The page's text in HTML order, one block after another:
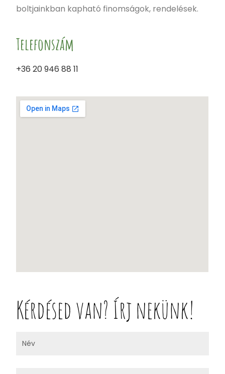
boltjainkban kapható finomságok, rendelések.
Telefonszám
+36 20 946 88 11
Kérdésed van? Írj nekünk!